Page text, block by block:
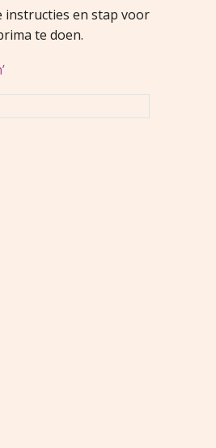
instructies en stap voor
te doen.